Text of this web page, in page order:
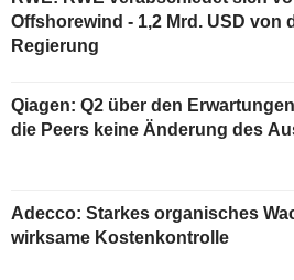
Offshorewind - 1,2 Mrd. USD von
Regierung
Qiagen: Q2 über den
die Peers keine Änderung des
Adecco: Starkes organisches
wirksame Kostenkontrolle